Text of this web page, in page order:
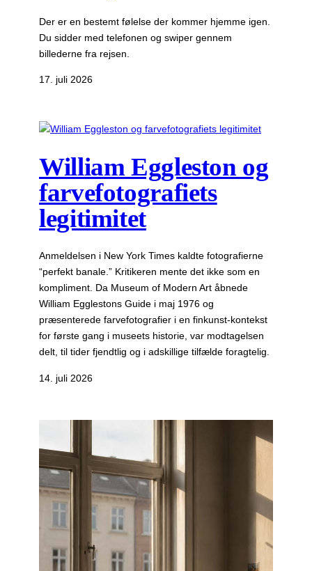
Der er en bestemt følelse der kommer hjemme igen.
Du sidder med telefonen og swiper gennem
billederne fra rejsen.
17. juli 2026
William Eggleston og
farvefotografiets
legitimitet
Anmeldelsen i New York Times kaldte fotografierne
“perfekt banale.” Kritikeren mente det ikke som en
kompliment. Da Museum of Modern Art åbnede
William Egglestons Guide i maj 1976 og
præsenterede farvefotografier i en finkunst-kontekst
for første gang i museets historie, var modtagelsen
delt, til tider fjendtlig og i adskillige tilfælde foragtelig.
14. juli 2026